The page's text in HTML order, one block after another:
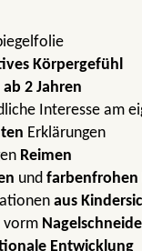
Körpergefühl
2 Jahren
Interesse am
Erklärungen
Reimen
und farbenfrohen
aus
vorm
Entwicklung